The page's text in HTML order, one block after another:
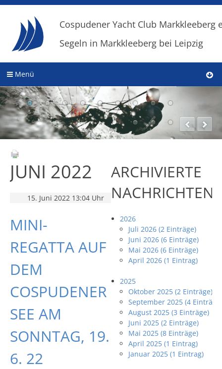
Cospudener Yacht Club Markkleeberg
Segeln in Markkleeberg bei Leipzig
Menü
JUNI 2022
15. Juni 2022 13:04 Uhr
MINI-
REGATTA AUF
DEM
COSPUDENER
SEE AM
SONNTAG, 19.
6. 22
ARCHIVIERTE
NACHRICHTEN
2026
Juli 2026 (2 Einträge)
Juni 2026 (6 Einträge)
Mai 2026 (6 Einträge)
April 2026 (1 Eintrag)
2025
Oktober 2025 (2 Einträge)
September 2025 (4 Einträge)
August 2025 (3 Einträge)
Juni 2025 (2 Einträge)
Mai 2025 (8 Einträge)
April 2025 (1 Eintrag)
Januar 2025 (1 Eintrag)